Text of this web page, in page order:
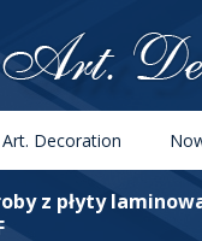
Decoration
z płyty